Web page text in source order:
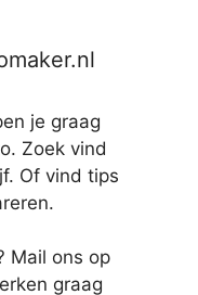
je graag
Zoek vind
Of vind tips
Mail ons op
graag